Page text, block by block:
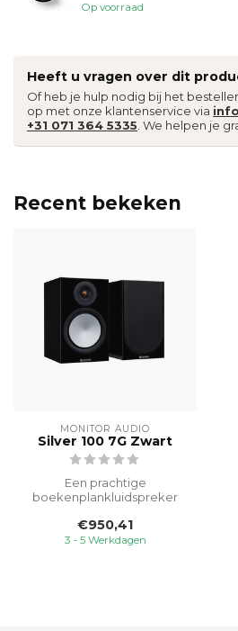
Op voorraad
Heeft u vragen over dit
Of heb je hulp nodig bij het
op met onze klantenservice via
+31 071 364 5335 . We helpen je
Recent bekeken
MONITOR AUDIO
Silver 100 7G Zwart
Een prachtige
boekenplankluidspreker
gewoon. Dankzij Rigid S...
€950,41
3 - 5 Werkdagen